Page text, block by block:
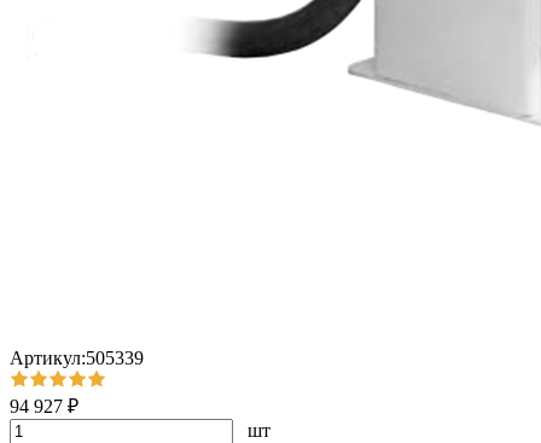
Артикул:505339
94 927 ₽
шт